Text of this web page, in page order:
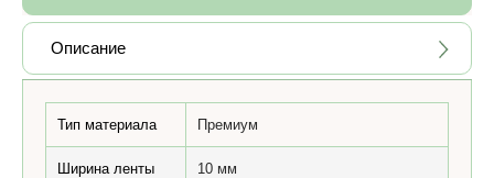
Описание
Тип материала Премиум
Ширина ленты 10 мм